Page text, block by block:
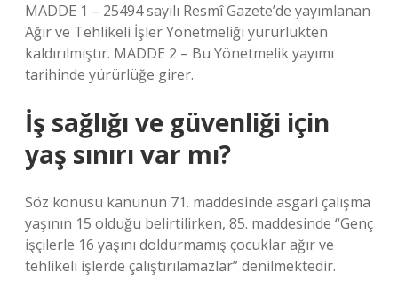
MADDE 1 – 25494 sayılı Resmî Gazete’de yayımlanan
Ağır ve Tehlikeli İşler Yönetmeliği yürürlükten
kaldırılmıştır. MADDE 2 – Bu Yönetmelik yayımı
tarihinde yürürlüğe girer.
İş sağlığı ve güvenliği için
yaş sınırı var mı?
Söz konusu kanunun 71. maddesinde asgari çalışma
yaşının 15 olduğu belirtilirken, 85. maddesinde “Genç
işçilerle 16 yaşını doldurmamış çocuklar ağır ve
tehlikeli işlerde çalıştırılamazlar” denilmektedir.